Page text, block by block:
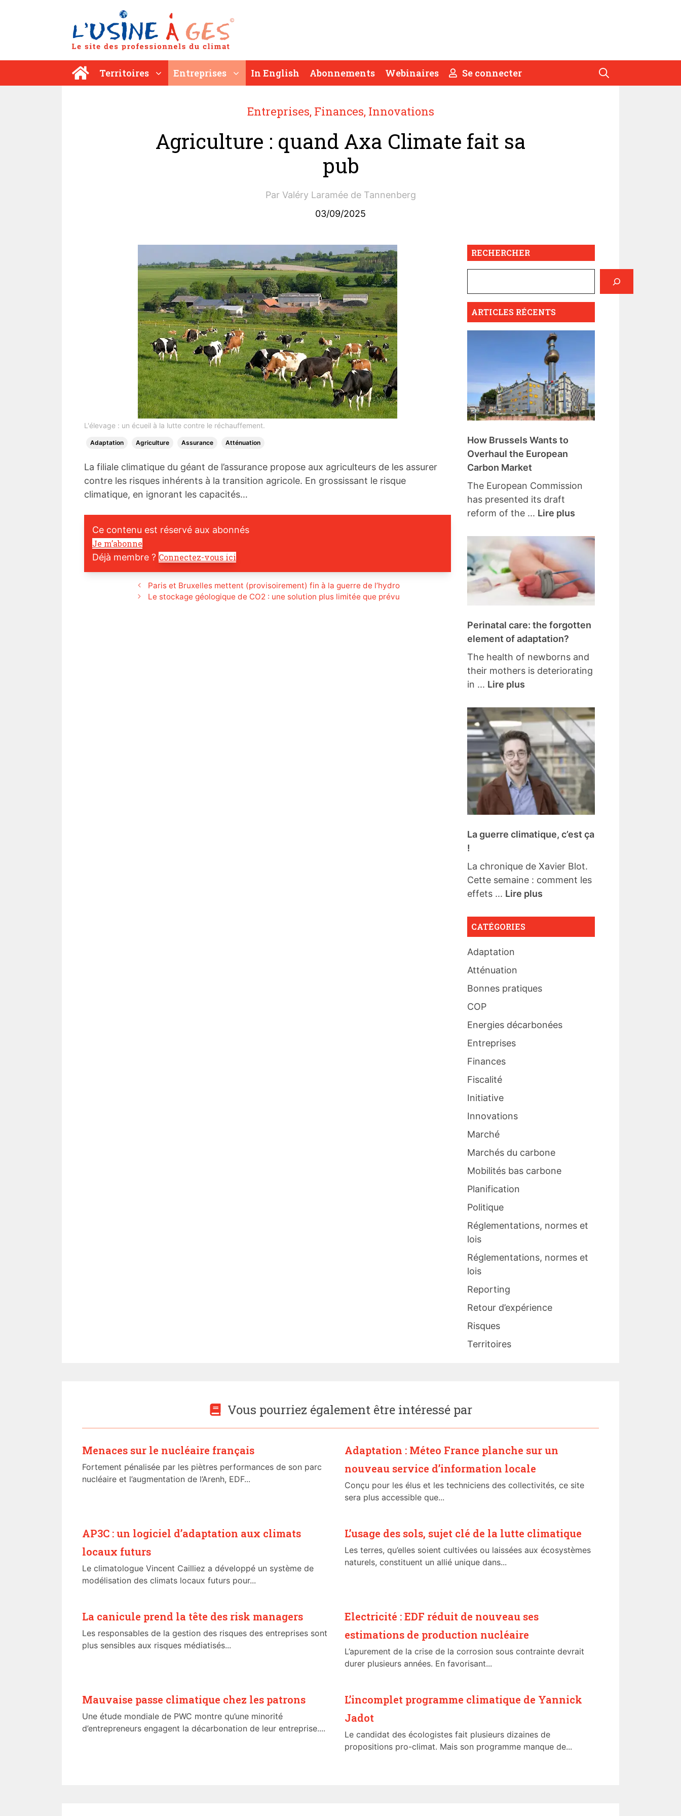
Territoires Entreprises In English Abonnements Webinaires Se connecter
Entreprises, Finances, Innovations
Agriculture : quand Axa Climate fait sa
pub
Par Valéry Laramée de Tannenberg
03/09/2025
L'élevage : un écueil à la lutte contre le réchauffement.
Adaptation Agriculture Assurance Atténuation
La filiale climatique du géant de l’assurance propose aux agriculteurs de les assurer
contre les risques inhérents à la transition agricole. En grossissant le risque
climatique, en ignorant les capacités…
Ce contenu est réservé aux abonnés
Je m’abonne
Déjà membre ? Connectez-vous ici
Paris et Bruxelles mettent (provisoirement) fin à la guerre de l’hydro
Le stockage géologique de CO2 : une solution plus limitée que prévu
RECHERCHER
ARTICLES RÉCENTS
How Brussels Wants to
Overhaul the European
Carbon Market
The European Commission
has presented its draft
reform of the ... Lire plus
Perinatal care: the forgotten
element of adaptation?
The health of newborns and
their mothers is deteriorating
in ... Lire plus
La guerre climatique, c’est ça
!
La chronique de Xavier Blot.
Cette semaine : comment les
effets ... Lire plus
CATÉGORIES
Adaptation
Atténuation
Bonnes pratiques
COP
Energies décarbonées
Entreprises
Finances
Fiscalité
Initiative
Innovations
Marché
Marchés du carbone
Mobilités bas carbone
Planification
Politique
Réglementations, normes et
lois
Réglementations, normes et
lois
Reporting
Retour d’expérience
Risques
Territoires
Vous pourriez également être intéressé par
Menaces sur le nucléaire français
Fortement pénalisée par les piètres performances de son parc
nucléaire et l’augmentation de l’Arenh, EDF...
Adaptation : Méteo France planche sur un
nouveau service d’information locale
Conçu pour les élus et les techniciens des collectivités, ce site
sera plus accessible que...
AP3C : un logiciel d’adaptation aux climats
locaux futurs
Le climatologue Vincent Cailliez a développé un système de
modélisation des climats locaux futurs pour...
L’usage des sols, sujet clé de la lutte climatique
Les terres, qu’elles soient cultivées ou laissées aux écosystèmes
naturels, constituent un allié unique dans...
La canicule prend la tête des risk managers
Les responsables de la gestion des risques des entreprises sont
plus sensibles aux risques médiatisés...
Electricité : EDF réduit de nouveau ses
estimations de production nucléaire
L’apurement de la crise de la corrosion sous contrainte devrait
durer plusieurs années. En favorisant...
Mauvaise passe climatique chez les patrons
Une étude mondiale de PWC montre qu’une minorité
d’entrepreneurs engagent la décarbonation de leur entreprise....
L’incomplet programme climatique de Yannick
Jadot
Le candidat des écologistes fait plusieurs dizaines de
propositions pro-climat. Mais son programme manque de...